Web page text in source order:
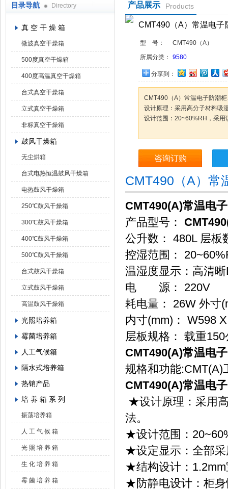
目录导航 Directory
真 空 干 燥 箱
微波真空干燥箱
500度真空干燥箱
400度高温真空干燥箱
台式真空干燥箱
立式真空干燥箱
非标真空干燥箱
鼓风干燥箱
无尘烘箱
台式电热恒温鼓风干燥箱
电热鼓风干燥箱
250℃鼓风干燥箱
300℃鼓风干燥箱
400℃鼓风干燥箱
500℃鼓风干燥箱
台式鼓风干燥箱
立式鼓风干燥箱
高温鼓风干燥箱
光照培养箱
霉菌培养箱
人工气候箱
隔水式培养箱
热销产品
培 养 箱 系 列
振荡培养箱
人 工 气 候 箱
光 照 培 养 箱
生 化 培 养 箱
霉 菌 培 养 箱
产品展示 Products
CMT490（A）常温电子
型 号：
CMT490（A）
所属分类：
9580
分享到：
CMT490（A）常温电子防潮
设计原理：采用高分子材料吸
设计范围：20~60%RH，采
咨询订购
CMT490（A）常
CMT490(A)常温电
产品型号：
公升数： 480L 层板
控湿范围：
温湿度显示：高清
电 源
耗电量： 26W 外寸
内寸(mm)： W598
层板规格： 载重
CMT490(A)常温电
规格和功
CMT490(A)常温电
★设计原理：采用
法。
★设计范围：
★设定显示：全部采
★结构设计：1.2mm
★防静电设计：柜